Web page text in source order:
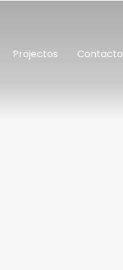
Projectos Contacto